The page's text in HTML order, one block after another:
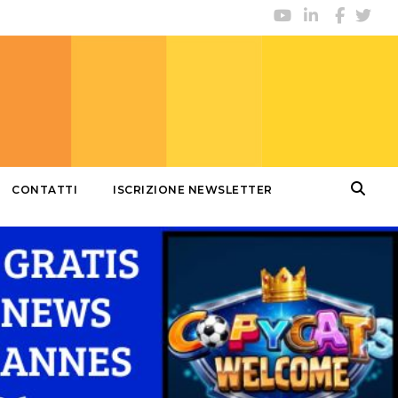
CONTATTI ISCRIZIONE NEWSLETTER